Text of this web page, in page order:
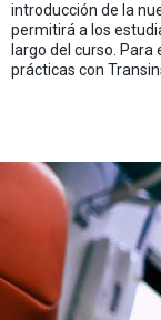
introducción de la
permitirá a los
largo del curso. Para
prácticas con